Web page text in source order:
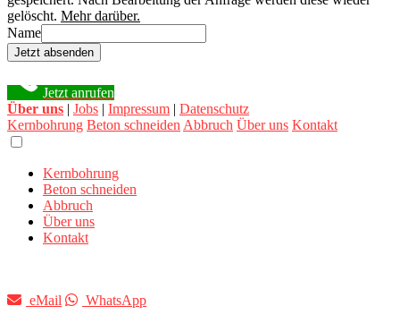
gelöscht. Mehr darüber.
Name
Jetzt absenden
Jetzt anrufen
Über uns | Jobs | Impressum | Datenschutz
Kernbohrung Beton schneiden Abbruch Über uns Kontakt
Kernbohrung
Beton schneiden
Abbruch
Über uns
Kontakt
eMail WhatsApp